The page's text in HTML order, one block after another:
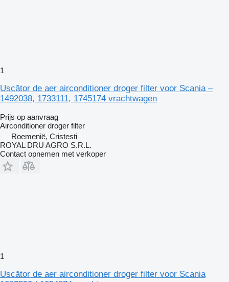
1
Uscător de aer airconditioner droger filter voor Scania –
1492038, 1733111, 1745174 vrachtwagen
Prijs op aanvraag
Airconditioner droger filter
Roemenië, Cristesti
ROYAL DRU AGRO S.R.L.
Contact opnemen met verkoper
1
Uscător de aer airconditioner droger filter voor Scania